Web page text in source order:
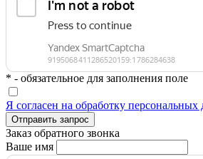
* - обязательное для заполнения поле
Я согласен на обработку
Отправить запрос
Заказ обратного звонка
Ваше имя